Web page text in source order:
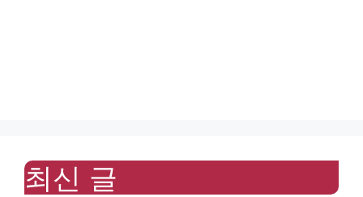
최신 글